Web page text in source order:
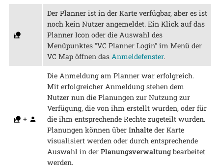
Der Planner ist in der Karte verfügbar, aber es ist
noch kein Nutzer angemeldet. Ein Klick auf das
Planner Icon oder die Auswahl des
Menüpunktes "VC Planner Login" im Menü der
VC Map öffnen das Anmeldefenster.
+
Die Anmeldung am Planner war erfolgreich.
Mit erfolgreicher Anmeldung stehen dem
Nutzer nun die Planungen zur Nutzung zur
Verfügung, die von ihm erstellt wurden, oder für
die ihm entsprechende Rechte zugeteilt wurden.
Planungen können über Inhalteder Karte
visualisiert werden oder durch entsprechende
Auswahl in der Planungsverwaltungbearbeitet
werden.